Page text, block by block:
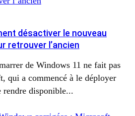
désactiver le nouveau
retrouver l’ancien
de Windows 11 ne fait pas
qui a commencé à le déployer
disponible...